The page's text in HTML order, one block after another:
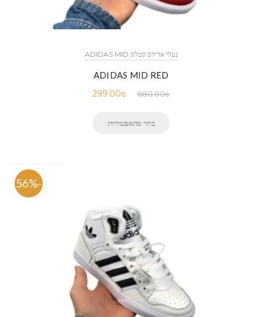
נעלי אדידס קטלוג ADIDAS MID
ADIDAS MID RED
680.00₪
299.00₪
בחר מהאפשרויות
-56%